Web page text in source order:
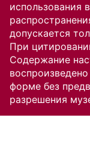
использования
допускается
При
Содержание
форме без
разрешения